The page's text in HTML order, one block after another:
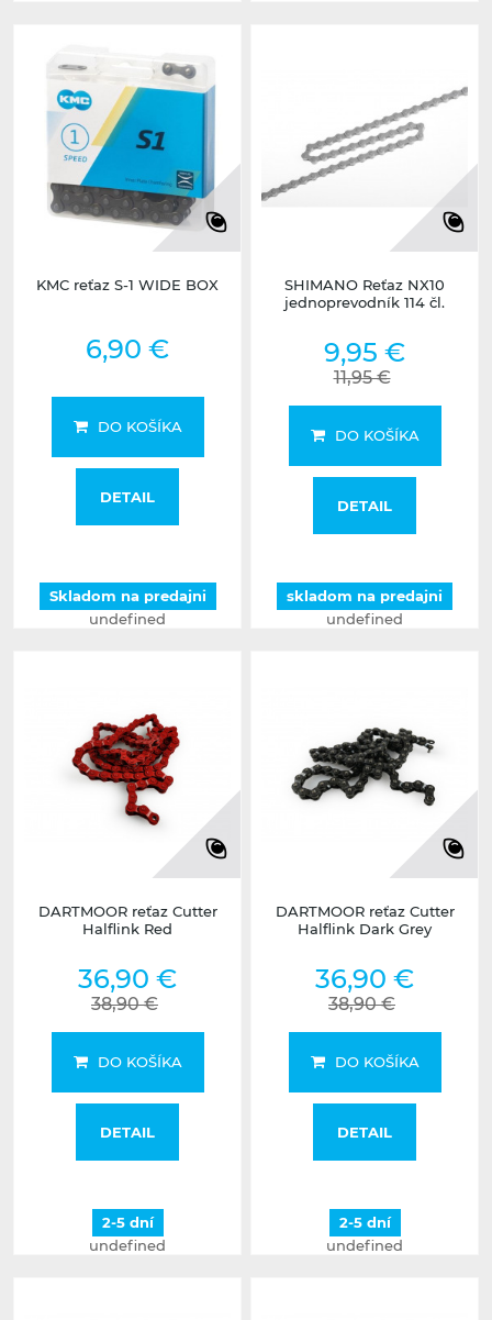
KMC reťaz S-1 WIDE BOX
6,90 €
DO KOŠÍKA
DETAIL
Skladom na predajni
undefined
SHIMANO Reťaz NX10
jednoprevodník 114 čl.
9,95 €
11,95 €
DO KOŠÍKA
DETAIL
skladom na predajni
undefined
DARTMOOR reťaz Cutter
Halflink Red
36,90 €
38,90 €
DO KOŠÍKA
DETAIL
2-5 dní
undefined
DARTMOOR reťaz Cutter
Halflink Dark Grey
36,90 €
38,90 €
DO KOŠÍKA
DETAIL
2-5 dní
undefined